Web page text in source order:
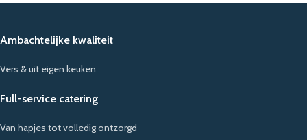
Ambachtelijke kwaliteit
Vers & uit eigen keuken
Full-service catering
Van hapjes tot volledig ontzorgd